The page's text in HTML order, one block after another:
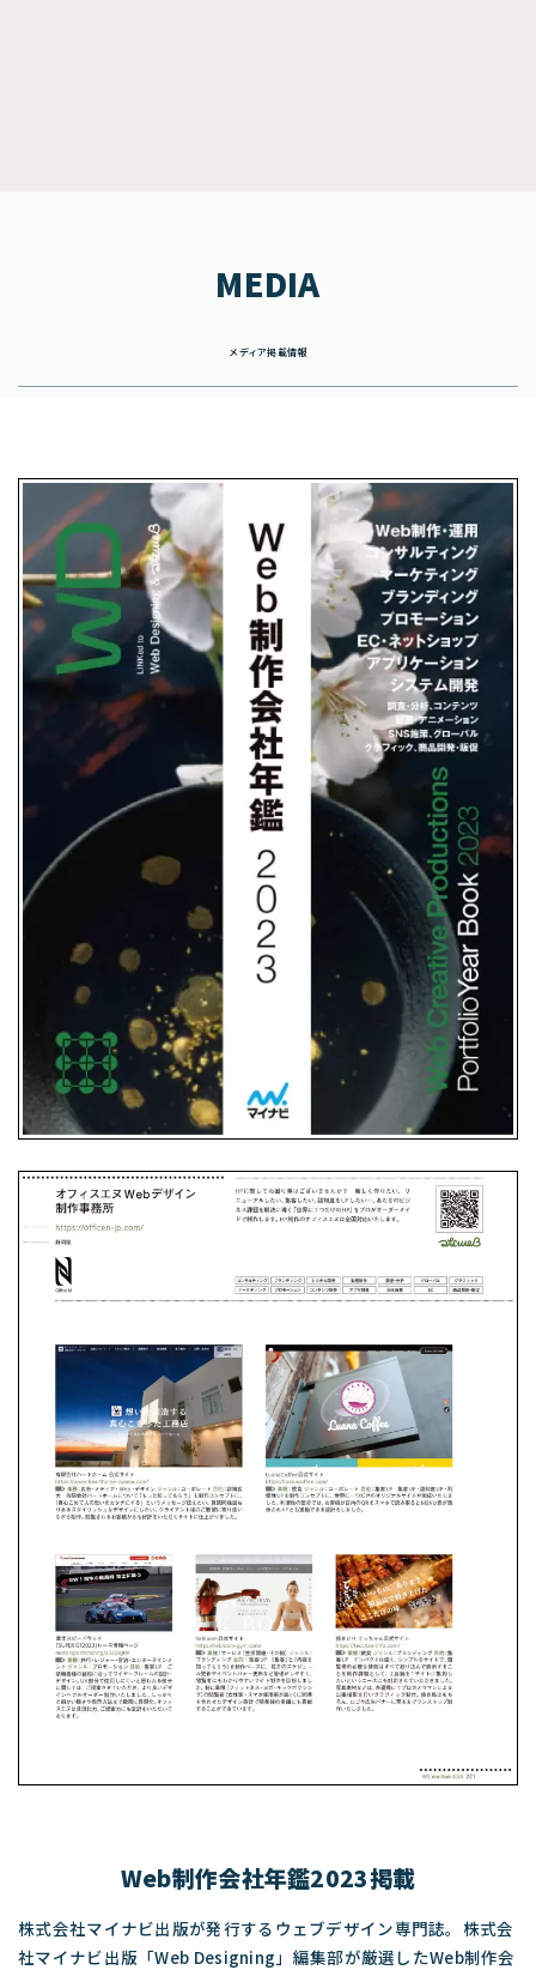
MEDIA
メディア掲載情報
Web制作会社年鑑2023掲載
株式会社マイナビ出版が発行するウェブデザイン専門誌。株式会
社マイナビ出版「Web Designing」編集部が厳選したWeb制作会